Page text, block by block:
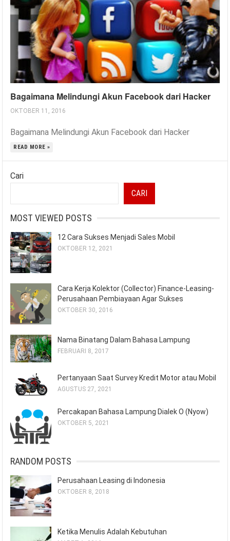
Bagaimana Melindungi Akun Facebook dari Hacker
OKTOBER 11, 2016
Bagaimana Melindungi Akun Facebook dari Hacker
READ MORE »
Cari
CARI
MOST VIEWED POSTS
12 Cara Sukses Menjadi Sales Mobil
OKTOBER 12, 2021
Cara Kerja Kolektor (Collector) Finance-Leasing-
Perusahaan Pembiayaan Agar Sukses
OKTOBER 30, 2016
Nama Binatang Dalam Bahasa Lampung
FEBRUARI 8, 2017
Pertanyaan Saat Survey Kredit Motor atau Mobil
AGUSTUS 27, 2021
Percakapan Bahasa Lampung Dialek O (Nyow)
OKTOBER 5, 2021
RANDOM POSTS
Perusahaan Leasing di Indonesia
OKTOBER 8, 2018
Ketika Menulis Adalah Kebutuhan